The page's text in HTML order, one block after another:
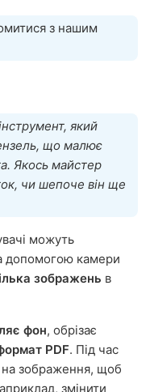
з нашим
який
що малює
Якось майстер
чи шепоче він ще
можуть
допомогою камери
зображень в
фон, обрізає
PDF. Під час
зображення, щоб
змінити